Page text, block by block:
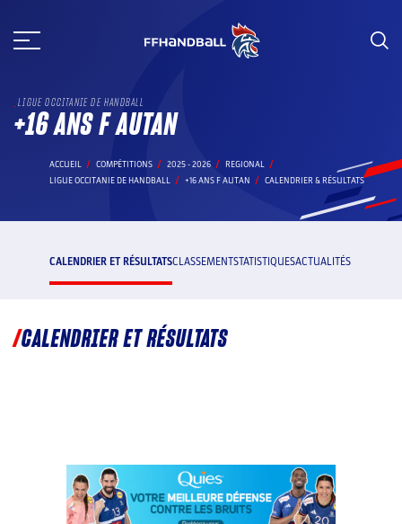
au
LIGUE OCCITANIE DE HANDBALL
+16 ANS F AUTAN
ACCUEIL COMPÉTITIONS 2025 - 2026
REGIONAL
LIGUE OCCITANIE DE HANDBALL
+16 ANS F AUTAN CALENDRIER & RÉSULTATS
CALENDRIER ET RÉSULTATSCLASSEMENTSTATISTIQUESACTUALITÉS
CALENDRIER ET RÉSULTATS